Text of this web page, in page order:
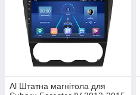
Al Штатна магнітола для